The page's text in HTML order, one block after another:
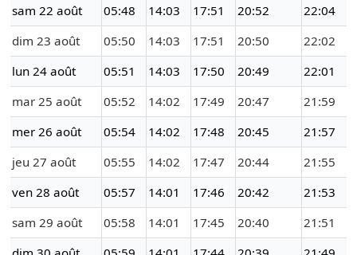
sam 22 août
05:48 14:03 17:51 20:52
22:04
dim 23 août
05:50 14:03 17:51 20:50
22:02
lun 24 août
05:51 14:03 17:50 20:49
22:01
mar 25 août
05:52 14:02 17:49 20:47
21:59
mer 26 août
05:54 14:02 17:48 20:45
21:57
jeu 27 août
05:55 14:02 17:47 20:44
21:55
ven 28 août
05:57 14:01 17:46 20:42
21:53
sam 29 août
05:58 14:01 17:45 20:40
21:51